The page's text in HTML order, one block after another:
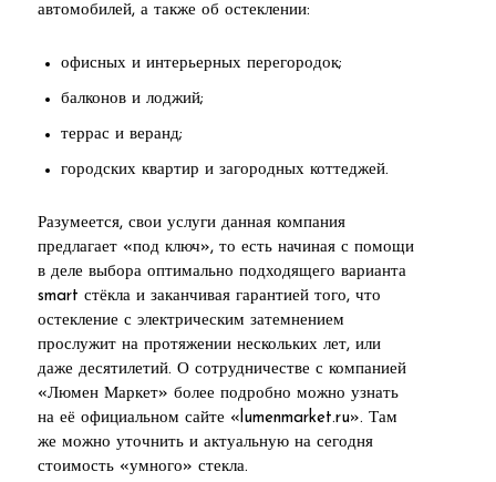
автомобилей, а также об остеклении:
офисных и интерьерных перегородок;
балконов и лоджий;
террас и веранд;
городских квартир и загородных коттеджей.
Разумеется, свои услуги данная компания
предлагает «под ключ», то есть начиная с помощи
в деле выбора оптимально подходящего варианта
smart стёкла и заканчивая гарантией того, что
остекление с электрическим затемнением
прослужит на протяжении нескольких лет, или
даже десятилетий. О сотрудничестве с компанией
«Люмен Маркет» более подробно можно узнать
на её официальном сайте «lumenmarket.ru». Там
же можно уточнить и актуальную на сегодня
стоимость «умного» стекла.